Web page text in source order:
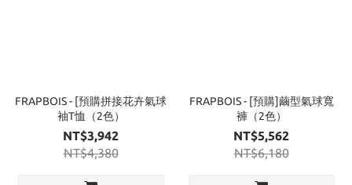
FRAPBOIS - [預購拼接花卉氣球
袖T恤（2色）
NT$3,942
NT$4,380
FRAPBOIS - [預購]繭型氣球寬
褲（2色）
NT$5,562
NT$6,180